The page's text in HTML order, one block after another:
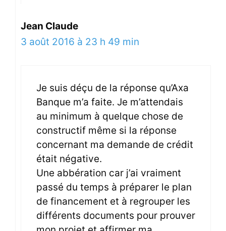
Jean Claude
3 août 2016 à 23 h 49 min
Je suis déçu de la réponse qu’Axa
Banque m’a faite. Je m’attendais
au minimum à quelque chose de
constructif même si la réponse
concernant ma demande de crédit
était négative.
Une abbération car j’ai vraiment
passé du temps à préparer le plan
de financement et à regrouper les
différents documents pour prouver